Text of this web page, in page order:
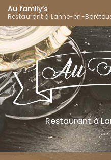
Aller
au
contenu
principal
Au family’s
Restaurant à Lanne-en-
Restaurantà